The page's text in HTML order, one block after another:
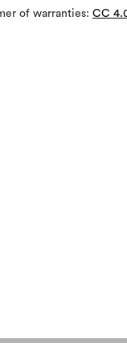
of warranties: CC